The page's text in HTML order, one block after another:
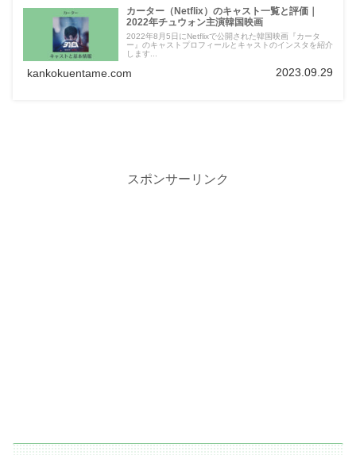
カーター（Netflix）のキャスト一覧と評価｜
2022年チュウォン主演韓国映画
2022年8月5日にNetflixで公開された韓国映画『カータ
ー』のキャストプロフィールとキャストのインスタを紹介
します...
kankokuentame.com 2023.09.29
スポンサーリンク